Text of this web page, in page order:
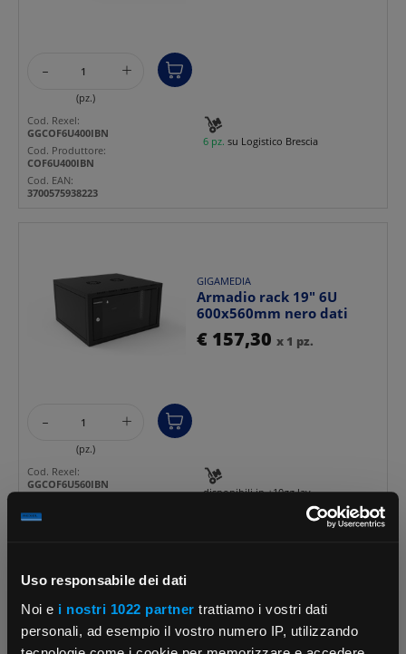
Uso responsabile dei dati
Noi e i nostri 1022 partner trattiamo i vostri dati
personali, ad esempio il vostro numero IP, utilizzando
- +
(pz.)
6 pz. su Logistico Brescia
Cod. Rexel:
GGCOF6U400IBN
Cod. Produttore:
COF6U400IBN
Cod. EAN:
3700575938223
GIGAMEDIA
Armadio rack 19" 6U
600x560mm nero dati
€ 157,30 x 1 pz.
- +
(pz.)
disponibili in +10gg lav.
Cod. Rexel:
GGCOF6U560IBN
COF6U560IBN
GIGAMEDIA
Armadio rack 19" 9U